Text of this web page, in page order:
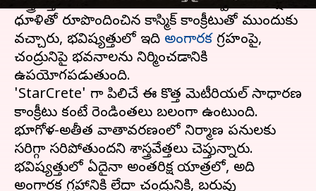
శాస్త్రవేత్తలు, బంగాళాదుంప పిండి, ఉప్పు, అంతరిక్ష
ధూళితో రూపొందించిన కాస్మిక్ కాంక్రీటుతో ముందుకు
వచ్చారు, భవిష్యత్తులో ఇది అంగారక గ్రహంపై,
చంద్రునిపై భవనాలను నిర్మించడానికి
ఉపయోగపడుతుంది.
'StarCrete' గా పిలిచే ఈ కొత్త మెటీరియల్ సాధారణ
కాంక్రీటు కంటే రెండింతలు బలంగా ఉంటుంది.
భూగోళ-అతీత వాతావరణంలో నిర్మాణ పనులకు
సరిగ్గా సరిపోతుందని శాస్త్రవేత్తలు చెప్తున్నారు.
భవిష్యత్తులో ఏదైనా అంతరిక్ష యాత్రలో, అది
అంగారక గ్రహానికి లేదా చంద్రునికి, బరువు